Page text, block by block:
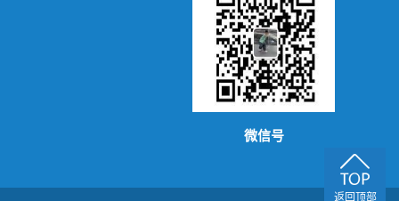
微信号
返回顶部